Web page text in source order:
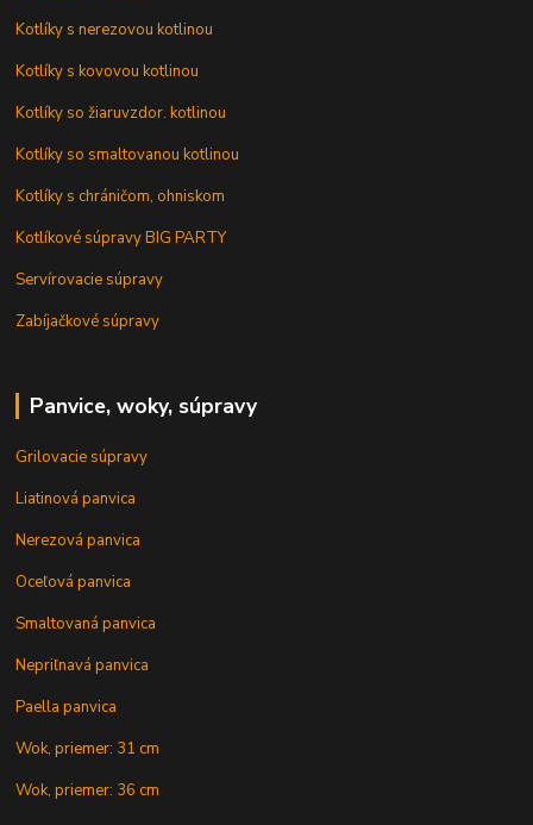
Kotlíky s nerezovou kotlinou
Kotlíky s kovovou kotlinou
Kotlíky so žiaruvzdor. kotlinou
Kotlíky so smaltovanou kotlinou
Kotlíky s chráničom, ohniskom
Kotlíkové súpravy BIG PARTY
Servírovacie súpravy
Zabíjačkové súpravy
Panvice, woky, súpravy
Grilovacie súpravy
Liatinová panvica
Nerezová panvica
Oceľová panvica
Smaltovaná panvica
Nepriľnavá panvica
Paella panvica
Wok, priemer: 31 cm
Wok, priemer: 36 cm